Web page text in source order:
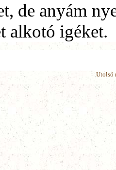
de anyám
alkotó igéket.
Utolsó